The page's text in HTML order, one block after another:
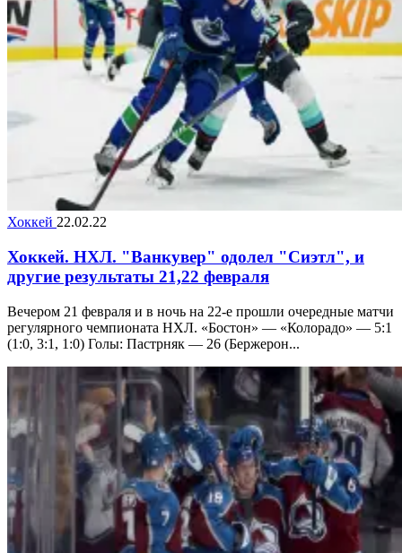
Хоккей 22.02.22
Хоккей. НХЛ. "Ванкувер" одолел "Сиэтл", и
другие результаты 21,22 февраля
Вечером 21 февраля и в ночь на 22-е прошли очередные матчи
регулярного чемпионата НХЛ. «Бостон» — «Колорадо» — 5:1
(1:0, 3:1, 1:0) Голы: Пастрняк — 26 (Бержерон...